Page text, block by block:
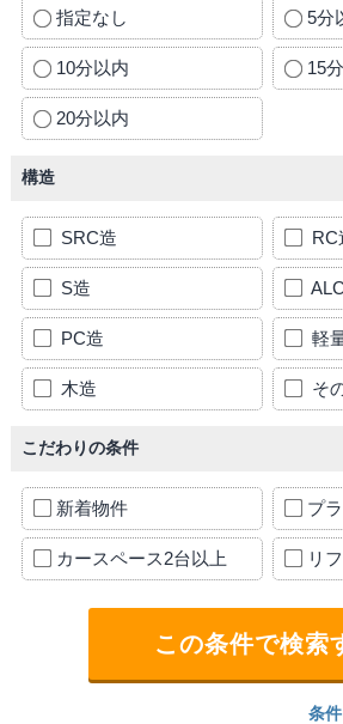
指定なし 5分
10分以内 15
20分以内
構造
SRC造 RC
S造
PC造 軽
木造 そ
こだわりの条件
新着物件 プ
カースペース2台以上 リ
条